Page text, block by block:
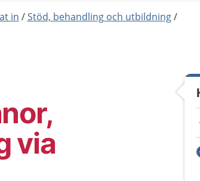
in
Stöd, behandling och utbildning
via